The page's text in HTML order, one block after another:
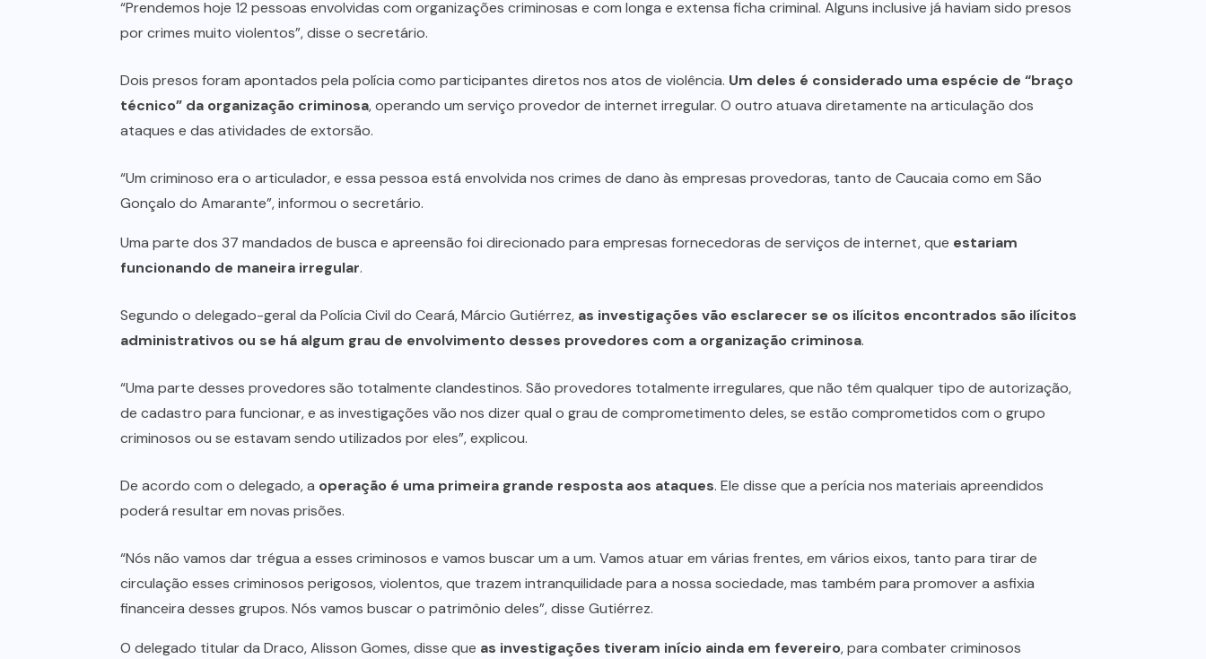
“Prendemos hoje 12 pessoas envolvidas com organizações criminosas e com longa e extensa ficha criminal. Alguns inclusive já haviam sido presos
por crimes muito violentos”, disse o secretário.
Dois presos foram apontados pela polícia como participantes diretos nos atos de violência. Um deles é considerado uma espécie de “braço
técnico” da organização criminosa, operando um serviço provedor de internet irregular. O outro atuava diretamente na articulação dos
ataques e das atividades de extorsão.
“Um criminoso era o articulador, e essa pessoa está envolvida nos crimes de dano às empresas provedoras, tanto de Caucaia como em São
Gonçalo do Amarante”, informou o secretário.
Uma parte dos 37 mandados de busca e apreensão foi direcionado para empresas fornecedoras de serviços de internet, que estariam
funcionando de maneira irregular.
Segundo o delegado-geral da Polícia Civil do Ceará, Márcio Gutiérrez, as investigações vão esclarecer se os ilícitos encontrados são ilícitos
administrativos ou se há algum grau de envolvimento desses provedores com a organização criminosa.
“Uma parte desses provedores são totalmente clandestinos. São provedores totalmente irregulares, que não têm qualquer tipo de autorização,
de cadastro para funcionar, e as investigações vão nos dizer qual o grau de comprometimento deles, se estão comprometidos com o grupo
criminosos ou se estavam sendo utilizados por eles”, explicou.
De acordo com o delegado, a operação é uma primeira grande resposta aos ataques. Ele disse que a perícia nos materiais apreendidos
poderá resultar em novas prisões.
“Nós não vamos dar trégua a esses criminosos e vamos buscar um a um. Vamos atuar em várias frentes, em vários eixos, tanto para tirar de
circulação esses criminosos perigosos, violentos, que trazem intranquilidade para a nossa sociedade, mas também para promover a asfixia
financeira desses grupos. Nós vamos buscar o patrimônio deles”, disse Gutiérrez.
O delegado titular da Draco, Alisson Gomes, disse que as investigações tiveram início ainda em fevereiro, para combater criminosos